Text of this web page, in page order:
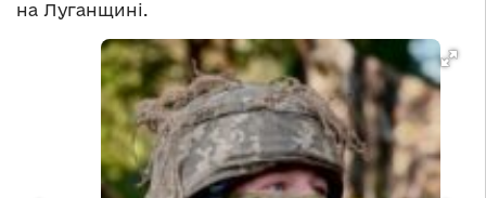
на Луганщині.